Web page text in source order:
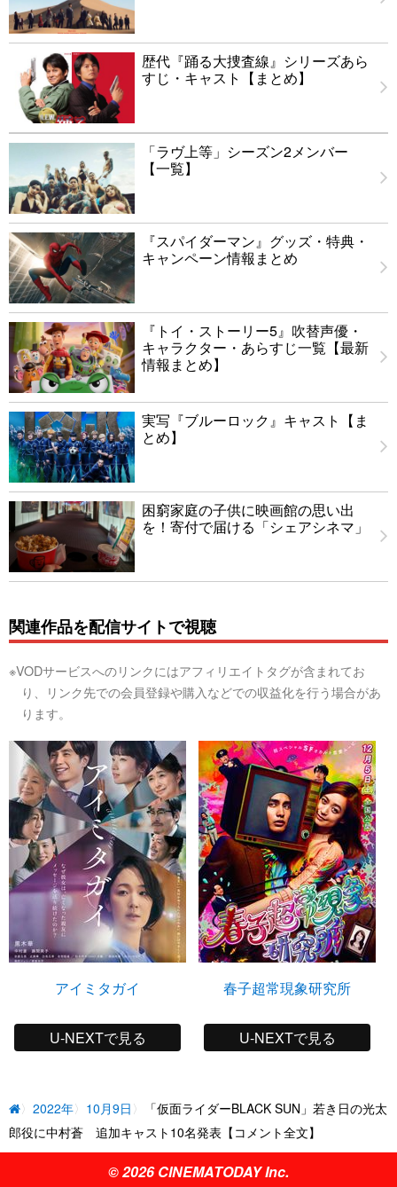
歴代『踊る大捜査線』シリーズあら
すじ・キャスト【まとめ】
「ラヴ上等」シーズン2メンバー
【一覧】
『スパイダーマン』グッズ・特典・
キャンペーン情報まとめ
『トイ・ストーリー5』吹替声優・
キャラクター・あらすじ一覧【最新
情報まとめ】
実写『ブルーロック』キャスト【ま
とめ】
困窮家庭の子供に映画館の思い出
を！寄付で届ける「シェアシネマ」
関連作品を配信サイトで視聴
※VODサービスへのリンクにはアフィリエイトタグが含まれてお
り、リンク先での会員登録や購入などでの収益化を行う場合があ
ります。
アイミタガイ
U-NEXTで見る
春子超常現象研究所
U-NEXTで見る
2022年 10月9日
「仮面ライダーBLACK SUN」若き日の光太
郎役に中村蒼 追加キャスト10名発表【コメント全文】
© 2026 CINEMATODAY Inc.